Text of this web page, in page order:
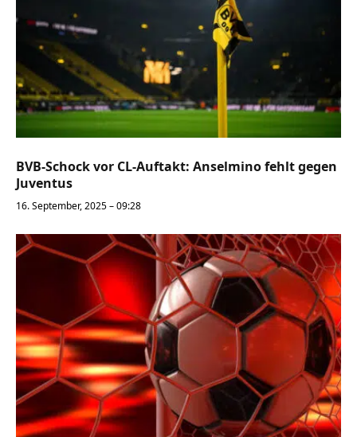
BVB-Schock vor CL-Auftakt: Anselmino fehlt gegen
Juventus
16. September, 2025 – 09:28